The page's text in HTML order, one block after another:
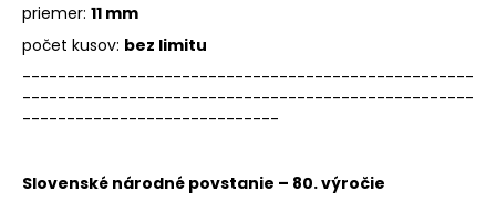
priemer: 11 mm
počet kusov: bez limitu
---------------------------------------------------
---------------------------------------------------
-----------------------------
Slovenské národné povstanie – 80. výročie